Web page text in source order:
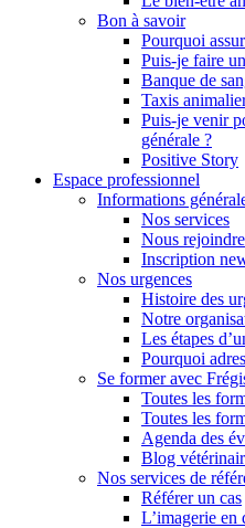
Bon à savoir
Pourquoi
Puis-je faire
Banque de
Taxis
Puis-je venir
générale ?
Positive Story
Espace professionnel
Informations
Nos services
Nous rejoindre
Inscription
Nos urgences
Histoire des
Notre
Les étapes
Pourquoi
Se former avec
Toutes les
Toutes les
Agenda des
Blog
Nos services de
Référer un cas
L’imagerie en